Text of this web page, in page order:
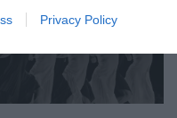
Privacy Policy